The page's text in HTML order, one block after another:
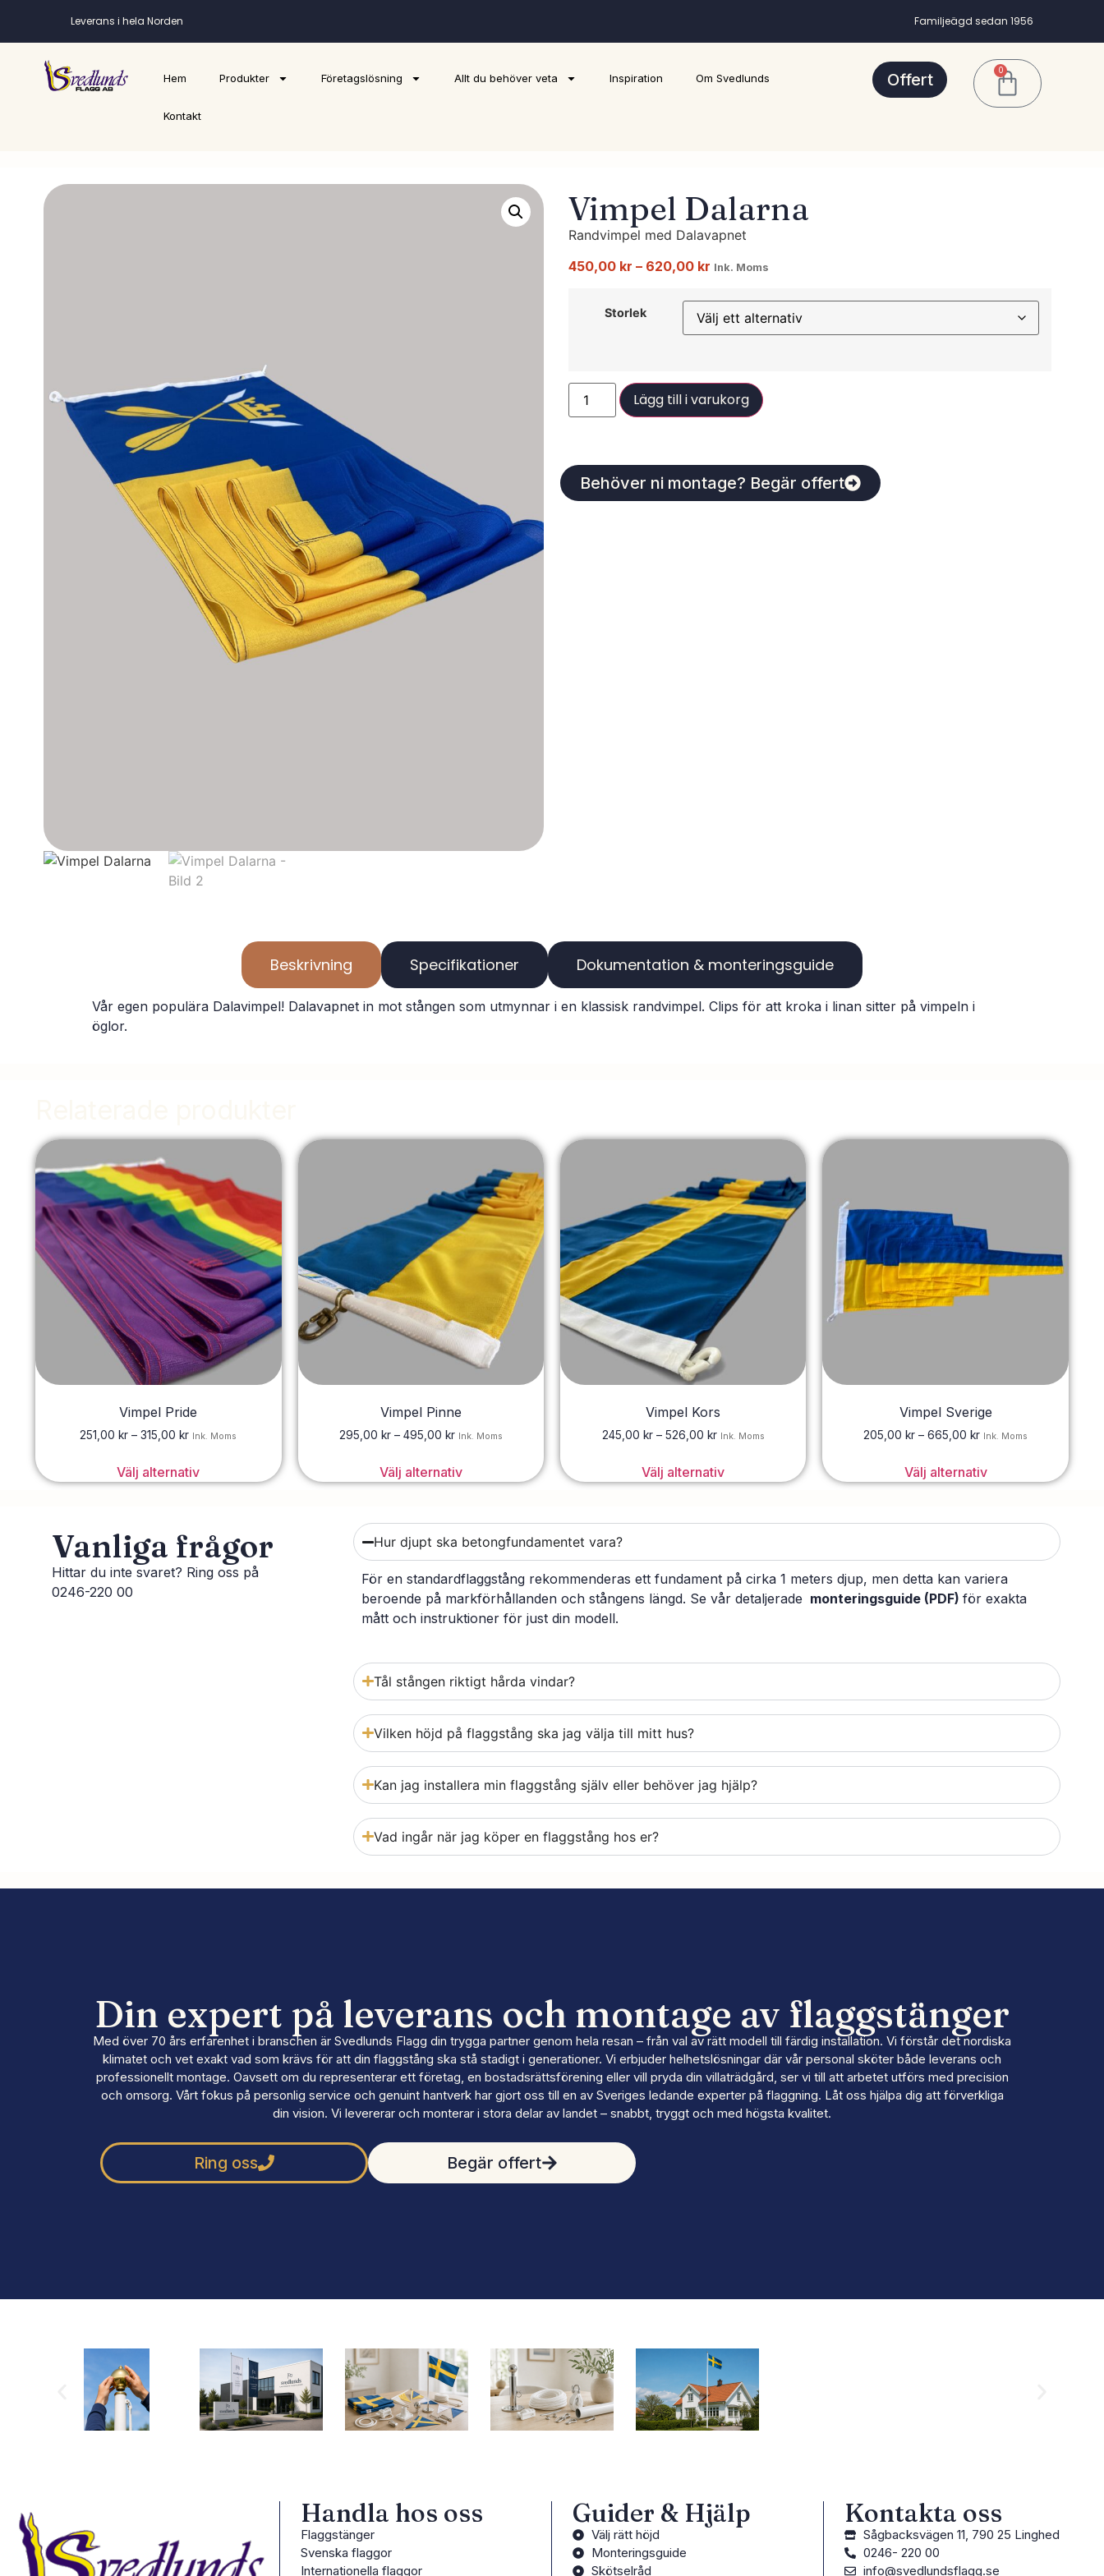
Leverans i hela Norden Familjeägd sedan 1956
Hem Produkter Företagslösning Allt du behöver veta Inspiration Om Svedlunds
Kontakt
Offert 0
Vimpel Dalarna
Randvimpel med Dalavapnet
450,00 kr – 620,00 kr Ink. Moms
Storlek
Lägg till i varukorg
Behöver ni montage? Begär offert
Beskrivning Specifikationer Dokumentation & monteringsguide
Vår egen populära Dalavimpel! Dalavapnet in mot stången som utmynnar i en klassisk randvimpel. Clips för att kroka i linan sitter på vimpeln i
öglor.
Vimpel Pride
251,00 kr – 315,00 kr Ink. Moms
Välj alternativ
Vimpel Pinne
295,00 kr – 495,00 kr Ink. Moms
Välj alternativ
Vimpel Kors
245,00 kr – 526,00 kr Ink. Moms
Välj alternativ
Vimpel Sverige
205,00 kr – 665,00 kr Ink. Moms
Välj alternativ
Vanliga frågor
Hittar du inte svaret? Ring oss på
0246-220 00
Hur djupt ska betongfundamentet vara?
För en standardflaggstång rekommenderas ett fundament på cirka 1 meters djup, men detta kan variera
beroende på markförhållanden och stångens längd. Se vår detaljerade monteringsguide (PDF)för exakta
mått och instruktioner för just din modell.
Tål stången riktigt hårda vindar?
Vilken höjd på flaggstång ska jag välja till mitt hus?
Kan jag installera min flaggstång själv eller behöver jag hjälp?
Vad ingår när jag köper en flaggstång hos er?
Din expert på leverans och montage av flaggstänger
Med över 70 års erfarenhet i branschen är Svedlunds Flagg din trygga partner genom hela resan – från val av rätt modell till färdig installation. Vi förstår det nordiska
klimatet och vet exakt vad som krävs för att din flaggstång ska stå stadigt i generationer. Vi erbjuder helhetslösningar där vår personal sköter både leverans och
professionellt montage. Oavsett om du representerar ett företag, en bostadsrättsförening eller vill pryda din villaträdgård, ser vi till att arbetet utförs med precision
och omsorg. Vårt fokus på personlig service och genuint hantverk har gjort oss till en av Sveriges ledande experter på flaggning. Låt oss hjälpa dig att förverkliga
din vision. Vi levererar och monterar i stora delar av landet – snabbt, tryggt och med högsta kvalitet.
Ring oss Begär offert
Handla hos oss
Flaggstänger
Svenska flaggor
Internationella flaggor
Guider & Hjälp
Välj rätt höjd
Monteringsguide
Skötselråd
Kontakta oss
Sågbacksvägen 11, 790 25 Linghed
0246- 220 00
info@svedlundsflagg.se